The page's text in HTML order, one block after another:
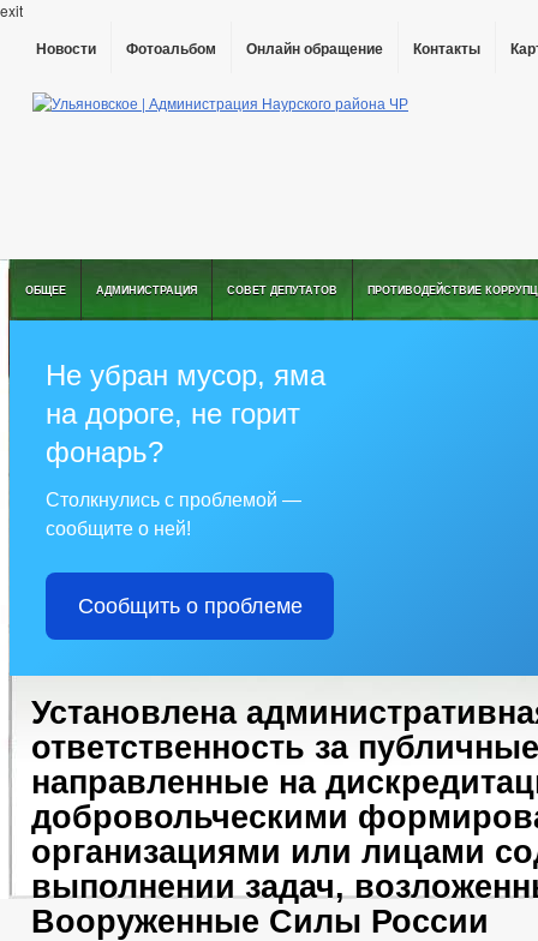
exit
Новости Фотоальбом Онлайн обращение Контакты
ОБЩЕЕ АДМИНИСТРАЦИЯ СОВЕТ ДЕПУТАТОВ ПРОТИВОДЕЙСТВИЕ
Не убран мусор, яма
на дороге, не горит
фонарь?
Столкнулись с проблемой —
сообщите о ней!
Сообщить о проблеме
Установлена
ответственность за
направленные на
добровольческими
организациями или лицами
выполнении задач,
Вооруженные Силы России